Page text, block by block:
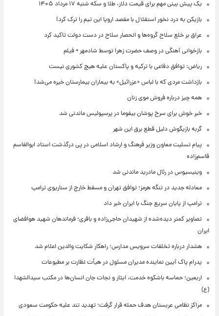
یک پیش ‌بینی مهم برای قیمت دلار، طلا و سکه شنبه ۱۷ مرداد ۱۴۰۵
بازیکن به درد نخور استقلال با مقصد اروپا این تیم را ترک کرد!
عراق بر خلع سلاح گروه‌ها و انحصار سلاح در دست دولت تاکید کرد
بازخوانی آهنگی در وصف حضرت زهرا توسط شادمهر + فیلم
ریاض: توافق دفاعی با ترکیه و پاکستان علیه هیچ کشوری نیست
بازداشت مردی که با لباس «عزرائیل» به بیماران بیمارستان خیره می‌شد!
همه چیز درباره فروش موی زنان
خبر خوش برای سرخ پوشان بیفوما در پرسپولیس ماندنی شد
گربه بازیگوش دلیل قطع برق این شهر
پیام تسلیت معاون وزیر فرهنگ و ارشاد اسلامی در پی درگذشت استاد ابوالقاسم
قاسم‌زاده
وینیسیوس در رئال مادرید ماندنی شد
معادله جدید در تنگه هرمز؛ توافق تهران و مسقط خارج از سناریوی ترامپ
ترامپ از پایان سریع جنگ با ایران خبر داد
تصاویر کمتر دیده‌شده از شهیدان حاجی‌زاده و باقری؛ فرماندهان شهید هوافضای
ایران
هشدار درباره تخلفات سرویس مدارس؛ راهکار شکایت والدین اعلام شد
پدرام پاک آیین نماینده مدیران مسئول در هیأت نظارت بر مطبوعات
اربعین؛ حماسه باشکوه خدمت، ایثار و نجات جان انسان‌ها در مکتب سیدالشهدا
(ع)
مراکز نظامی عربستان هدف حمله قرار گرفت؛ تهدید تند علیه حکومت سعودی